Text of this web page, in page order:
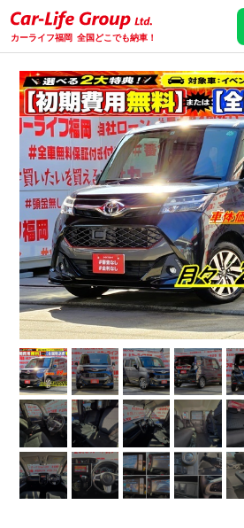
カーライフ福岡 全国どこでも納車！